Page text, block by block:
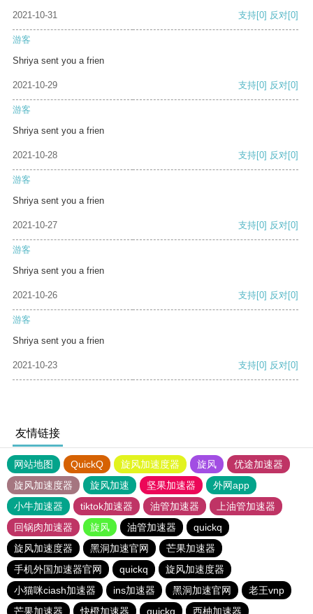
2021-10-31 支持[0] 反对[0]
游客
Shriya sent you a frien
2021-10-29 支持[0] 反对[0]
游客
Shriya sent you a frien
2021-10-28 支持[0] 反对[0]
游客
Shriya sent you a frien
2021-10-27 支持[0] 反对[0]
游客
Shriya sent you a frien
2021-10-26 支持[0] 反对[0]
游客
Shriya sent you a frien
2021-10-23 支持[0] 反对[0]
友情链接
网站地图 QuickQ 旋风加速度器 旋风
优途加速器
旋风加速度器
旋风加速 坚果加速器
外网app
小牛加速器
tiktok加速器 油管加速器
上油管加速器
回锅肉加速器
旋风 油管加速器
quickq
旋风加速度器
黑洞加速官网
芒果加速器
手机外国加速器官网
quickq
旋风加速度器
小猫咪ciash加速器
ins加速器 黑洞加速官网
老王vnp
芒果加速器
快橙加速器 quickq 西柚加速器